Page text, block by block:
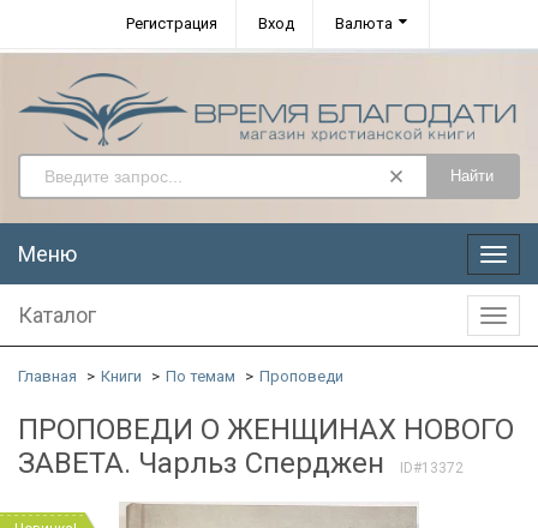
Регистрация Вход Валюта
Найти
Меню
Меню
Каталог
Главная Книги По темам Проповеди
ПРОПОВЕДИ О ЖЕНЩИНАХ НОВОГО
ЗАВЕТА. Чарльз Сперджен
ID#13372